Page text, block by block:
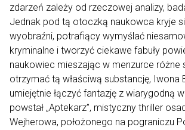
zdarzeń zależy od rzeczowej analizy,
Jednak pod tą otoczką naukowca kryje
wyobraźni, potrafiący wymyślać
kryminalne i tworzyć ciekawe fabuły
naukowiec mieszając w menzurce różne
otrzymać tą właściwą substancję, Iwona
umiejętnie łączyć fantazję z wiarygodną
powstał „Aptekarz”, mistyczny thriller
Wejherowa, położonego na pograniczu